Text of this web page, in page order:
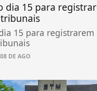
dia 15 para
15 para registrarem
DE AGO